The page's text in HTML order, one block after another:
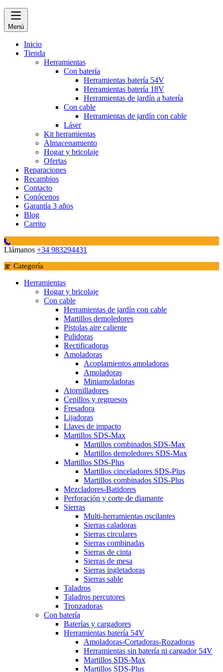
Menú
Inicio
Tienda
Herramientas
Con batería
Herramientas batería 54V
Herramientas batería 18V
Herramientas de jardín a batería
Con cable
Herramientas de jardín con cable
Láser
Kit herramientas
Almacenamiento
Hogar y bricolaje
Ofertas
Reparaciones
Recambios
Contacto
Conócenos
Garantía 3 años
Blog
Carrito
Llámanos +34 983294431
Categoría
Herramientas
Hogar y bricolaje
Con cable
Herramientas de jardín con cable
Martillos demoledores
Pistolas aire caliente
Pulidoras
Rectificadoras
Amoladoras
Acoplamientos amoladoras
Amoladoras
Miniamoladoras
Atornilladores
Cepillos y regruesos
Fresadora
Lijadoras
Llaves de impacto
Martillos SDS-Max
Martillos combinados SDS-Max
Martillos demoledores SDS-Max
Martillos SDS-Plus
Martillos cinceladores SDS-Plus
Martillos combinados SDS-Plus
Mezcladores-Batidores
Perforación y corte de diamante
Sierras
Multi-herramientas oscilantes
Sierras caladoras
Sierras circulares
Sierras combinadas
Sierras de cinta
Sierras de mesa
Sierras ingletadoras
Sierras sable
Taladros
Taladros percutores
Tronzadoras
Con batería
Baterías y cargadores
Herramientas batería 54V
Amoladoras-Cortadoras-Rozadoras
Herramientas sin batería ni cargador 54V
Martillos SDS-Max
Martillos SDS-Plus